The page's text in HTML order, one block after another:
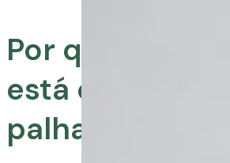
Por que meu
está com
palha?